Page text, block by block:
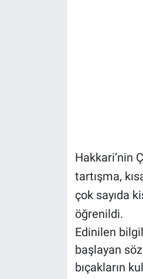
Hakkari’nin
tartışma,
çok sayıda
öğrenildi.
Edinilen
başlayan
bıçakların